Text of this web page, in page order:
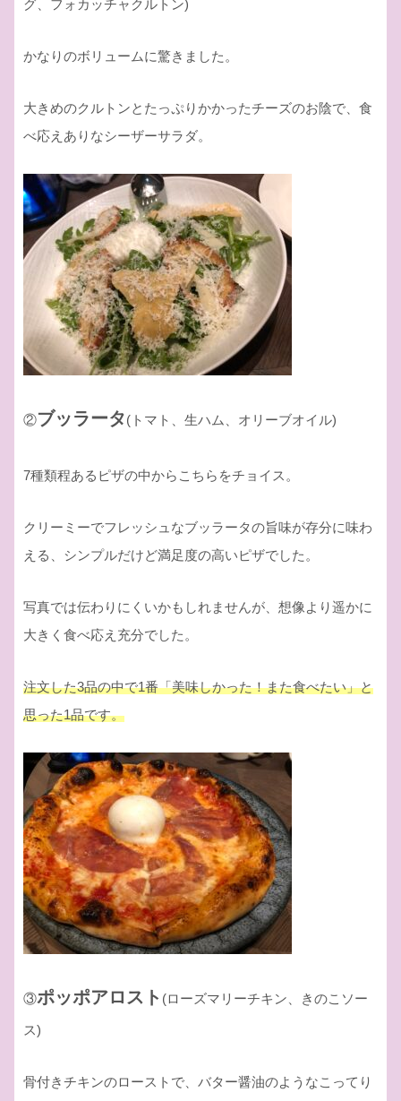
グ、フォカッチャクルトン)
かなりのボリュームに驚きました。
大きめのクルトンとたっぷりかかったチーズのお陰で、食
べ応えありなシーザーサラダ。
②ブッラータ(トマト、生ハム、オリーブオイル)
7種類程あるピザの中からこちらをチョイス。
クリーミーでフレッシュなブッラータの旨味が存分に味わ
える、シンプルだけど満足度の高いピザでした。
写真では伝わりにくいかもしれませんが、想像より遥かに
大きく食べ応え充分でした。
注文した3品の中で1番「美味しかった！また食べたい」と
思った1品です。
③ポッポアロスト (ローズマリーチキン、きのこソー
ス)
骨付きチキンのローストで、バター醤油のようなこってり